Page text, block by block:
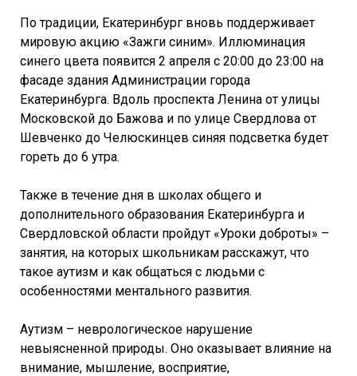
По традиции, Екатеринбург вновь поддерживает
мировую акцию «Зажги синим». Иллюминация
синего цвета появится 2 апреля с 20:00 до 23:00 на
фасаде здания Администрации города
Екатеринбурга. Вдоль проспекта Ленина от улицы
Московской до Бажова и по улице Свердлова от
Шевченко до Челюскинцев синяя подсветка будет
гореть до 6 утра.
Также в течение дня в школах общего и
дополнительного образования Екатеринбурга и
Свердловской области пройдут «Уроки доброты» –
занятия, на которых школьникам расскажут, что
такое аутизм и как общаться с людьми с
особенностями ментального развития.
Аутизм – неврологическое нарушение
невыясненной природы. Оно оказывает влияние на
внимание, мышление, восприятие,